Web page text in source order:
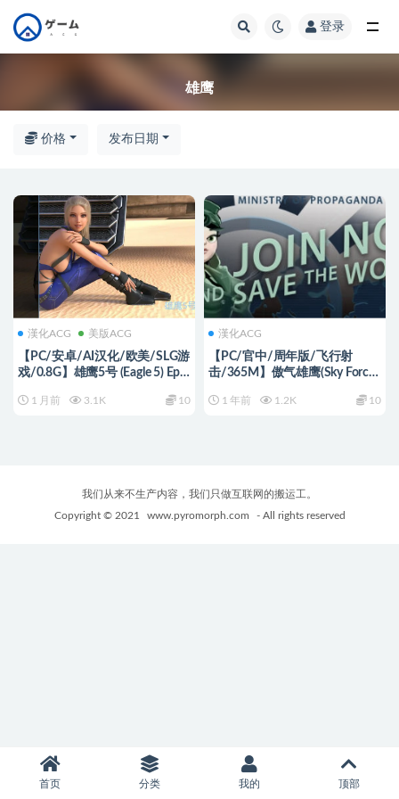
登录
雄鹰
价格 发布日期
漢化ACG 美版ACG
【PC/安卓/AI汉化/欧美/SLG游
戏/0.8G】雄鹰5号 (Eagle 5) Ep.3
戏+0.8G
1 月前 3.1K 10
漢化ACG
【PC/官中/周年版/飞行射
击/365M】傲气雄鹰(Sky Force
+飞行射击游戏+365M
1 年前 1.2K 10
我们从来不生产内容，我们只做互联网的搬运工。
Copyright © 2021
www.pyromorph.com - All rights reserved
首页 分类 我的 顶部